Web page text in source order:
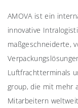
AMOVA ist ein
innovative
maßgeschneiderte,
Luftfrachtterminals
group, die mit mehr
Mitarbeitern